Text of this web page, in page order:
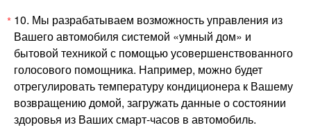
* 10. Мы разрабатываем возможность управления из
Вашего автомобиля системой «умный дом» и
бытовой техникой с помощью усовершенствованного
голосового помощника. Например, можно будет
отрегулировать температуру кондиционера к Вашему
возвращению домой, загружать данные о состоянии
здоровья из Ваших смарт-часов в автомобиль.